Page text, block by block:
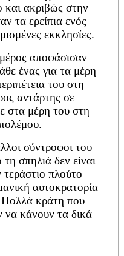
και ακριβώς στην
τα ερείπια ενός
εκκλησίες.
αποφάσισαν
ένας για τα μέρη
του στη
αντάρτης σε
στα μέρη του στη
σύντροφοι του
σπηλιά δεν είναι
πλούτο
αυτοκρατορία
Πολλά κράτη που
να κάνουν τα δικά